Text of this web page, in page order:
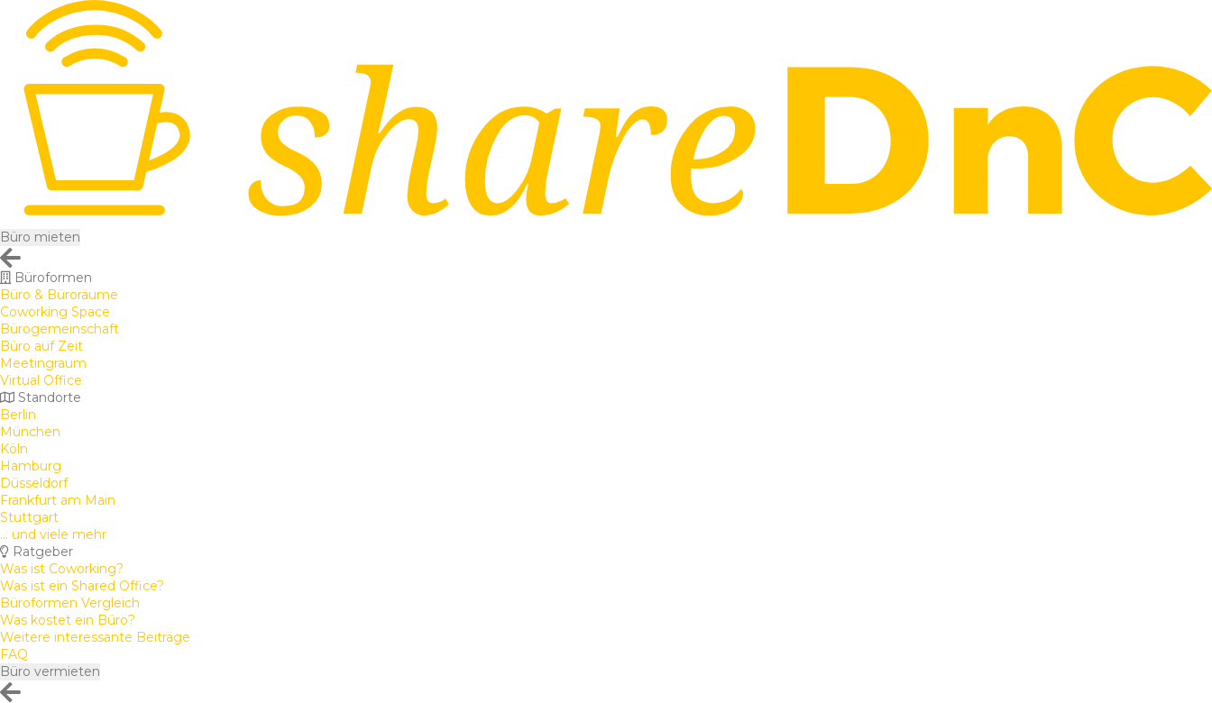
Büro mieten
Büroformen
Büro & Büroräume
Coworking Space
Bürogemeinschaft
Büro auf Zeit
Meetingraum
Virtual Office
Standorte
Berlin
München
Köln
Hamburg
Düsseldorf
Frankfurt am Main
Stuttgart
... und viele mehr
Ratgeber
Was ist Coworking?
Was ist ein Shared Office?
Büroformen Vergleich
Was kostet ein Büro?
Weitere interessante Beiträge
FAQ
Büro vermieten